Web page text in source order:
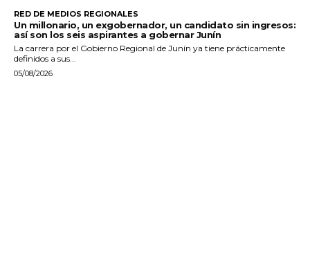
RED DE MEDIOS REGIONALES
Un millonario, un exgobernador, un candidato sin ingresos:
así son los seis aspirantes a gobernar Junín
La carrera por el Gobierno Regional de Junín ya tiene prácticamente
definidos a sus...
05/08/2026